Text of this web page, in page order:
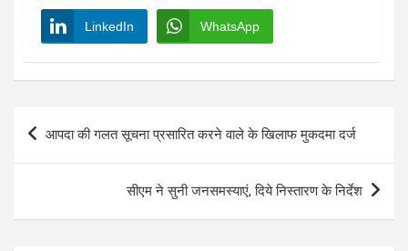
LinkedIn WhatsApp
Post
आपदा की गलत सूचना प्रसारित करने वाले के खिलाफ मुकदमा दर्ज
सीएम ने सुनी जनसमस्याएं, दिये निस्तारण के निर्देश